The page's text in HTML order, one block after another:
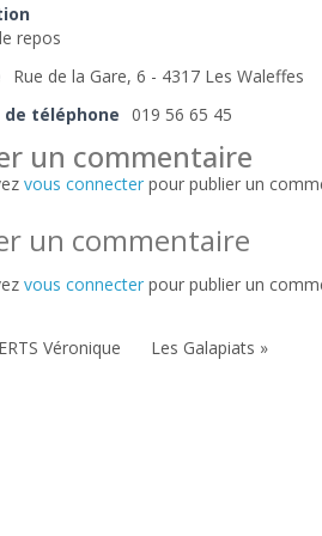
repos
Rue de la Gare, 6 - 4317 Les Waleffes
de téléphone 019 56 65 45
un commentaire
vous connecter pour publier un
un commentaire
vous connecter pour publier un
Véronique Les Galapiats »